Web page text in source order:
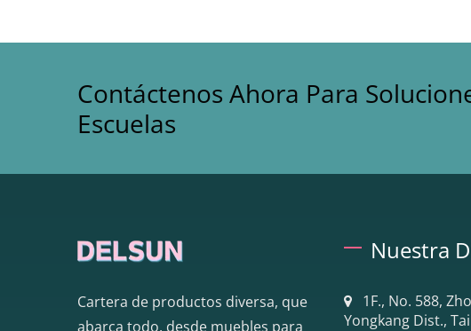
Contáctenos Ahora Para
Escuelas
Cartera de productos diversa, que
abarca todo, desde muebles para
Nuestra
1F., No. 588,
Yongkang Dist.,